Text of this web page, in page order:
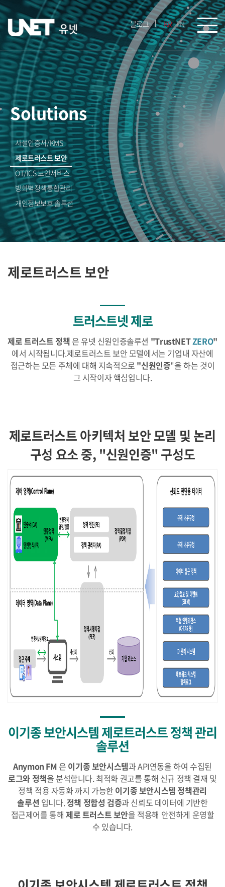
블로그 KR EN
Solutions
사설인증서/KMS
제로트러스트 보안
OT/ICS 보안서비스
방화벽정책통합관리
개인정보보호 솔루션
제로트러스트 보안
트러스트넷 제로
제로 트러스트 정책 은 유넷 신원인증솔루션 "TrustNETZERO"
에서 시작됩니다.제로트러스트 보안 모델에서는 기업내 자산에
접근하는 모든 주체에 대해 지속적으로 "신원인증"을 하는 것이
그 시작이자 핵심입니다.
제로트러스트 아키텍처 보안 모델 및 논리
구성 요소 중, "신원인증" 구성도
이기종 보안시스템 제로트러스트 정책 관리
솔루션
Anymon FM 은 이기종 보안시스템과 API연동을 하여 수집된
로그와 정책을 분석합니다. 최적화 권고를 통해 신규 정책 결재 및
정책 적용 자동화 까지 가능한 이기종 보안시스템 정책관리
솔루션 입니다.정책 정합성 검증과 신뢰도 데이터에 기반한
접근제어를 통해 제로 트러스트 보안을 적용해 안전하게 운영할
수 있습니다.